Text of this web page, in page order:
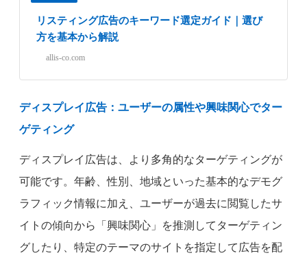
リスティング広告のキーワード選定ガイド｜選び
方を基本から解説
allis-co.com
ディスプレイ広告：ユーザーの属性や興味関心でター
ゲティング
ディスプレイ広告は、より多角的なターゲティングが
可能です。年齢、性別、地域といった基本的なデモグ
ラフィック情報に加え、ユーザーが過去に閲覧したサ
イトの傾向から「興味関心」を推測してターゲティン
グしたり、特定のテーマのサイトを指定して広告を配